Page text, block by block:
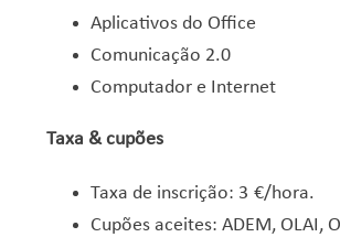
Aplicativos do Office
Comunicação 2.0
Computador e Internet
Taxa & cupões
Taxa de inscrição: 3 €/hora.
Cupões aceites: ADEM, OLAI,